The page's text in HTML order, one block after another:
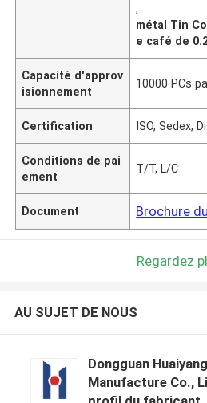
,
métal Tin
e café de
Capacité d'approv
isionnement
10000 PCs
Certification ISO, Sedex,
Conditions de pai
ement
T/T, L/C
Document Brochure
Regardez
AU SUJET DE NOUS
Dongguan
Manufacture Co.,